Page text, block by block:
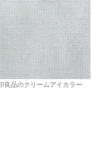
良品のクリームアイカラー